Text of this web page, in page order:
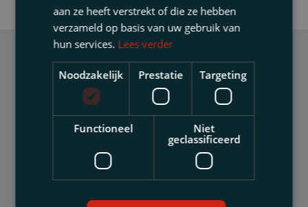
Verschenen artikelen
van Emile Savelkoul
aan ze heeft verstrekt of die ze hebben
verzameld op basis van uw gebruik van
hun services. Lees verder
Noodzakelijk Prestatie Targeting
Functioneel
Niet
geclassificeerd